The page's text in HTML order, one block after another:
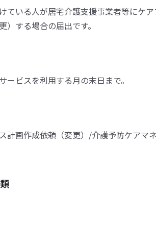
ている人が居宅介護支援事業者等にケ
）する場合の届出です。
ービスを利用する月の末日まで。
計画作成依頼（変更）/介護予防ケアマ